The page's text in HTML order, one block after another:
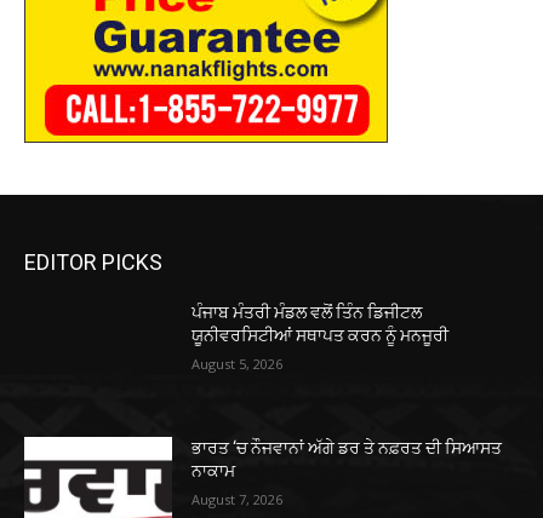
EDITOR PICKS
ਪੰਜਾਬ ਮੰਤਰੀ ਮੰਡਲ ਵਲੋਂ ਤਿੰਨ ਡਿਜੀਟਲ
ਯੂਨੀਵਰਸਿਟੀਆਂ ਸਥਾਪਤ ਕਰਨ ਨੂੰ ਮਨਜੂਰੀ
August 5, 2026
ਭਾਰਤ ‘ਚ ਨੌਜਵਾਨਾਂ ਅੱਗੇ ਡਰ ਤੇ ਨਫ਼ਰਤ ਦੀ ਸਿਆਸਤ
ਨਾਕਾਮ
August 7, 2026